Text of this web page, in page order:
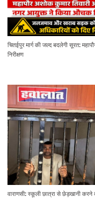
चितईपुर मार्ग की जल्द बदलेगी सूरत:
निरीक्षण
वाराणसी: स्कूली छात्रा से छेड़खानी करने